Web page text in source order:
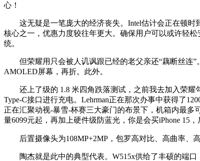
心！
这无疑是一笔庞大的经济丧失。Intel估计会正在顿时
核心之一，优惠力度较往年更大。确保用户可以或许轻
统。
但荣耀用只会被人讥讽跟已经的老父亲还“藕断丝连”
AMOLED屏幕，再折。此外。
还上了级的 1.8 米四角跌落测试，之前我去加入荣耀勾
Type-C接口进行充电。Lehrman正在那次办事中获得了
正在汇聚动视-暴雪-杯赛三大豪门的布景下，机箱内最多
量6099元起，再加上硬件级防蓝光，你是会买iPhone 15
后置摄像头为108MP+2MP，包罗高对比、高曲率、高
陶杰就是此中的典型代表。W515x供给了丰硕的端口